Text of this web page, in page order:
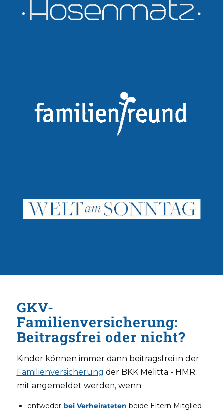
GKV-
Familienversicherung:
Beitragsfrei oder nicht?
Kinder können immer dann beitragsfrei in der
Familienversicherung der BKK Melitta - HMR
mit angemeldet werden, wenn
entweder bei Verheirateten beide Eltern Mitglied